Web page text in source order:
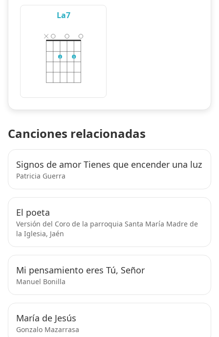
La7
2 3
Canciones relacionadas
Signos de amor Tienes que encender una luz
Patricia Guerra
El poeta
Versión del Coro de la parroquia Santa María Madre de
la Iglesia, Jaén
Mi pensamiento eres Tú, Señor
Manuel Bonilla
María de Jesús
Gonzalo Mazarrasa